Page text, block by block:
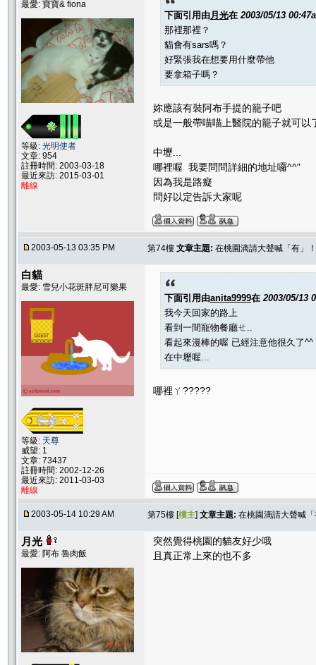
最愛: 寶寶& fiona
等級: 光明使者
文章: 954
註冊時間: 2003-03-18
最近來訪: 2015-03-01
離線
下面引用由月光在 2003/05/13
那裡那裡？
貓會有sars嗎？
好緊張我在想要用什麼帶他
要拿箱子嗎？
妳應該有裝阿布手提的籠子吧
或是一般帶喵喵上醫院的籠子就可以
中壢...
哪裡喔 我要問問詳細的地址囉^^"
因為我是路癡
問好以定告訴大家呢
2003-05-13 03:35 PM 第74樓 文章主題: 在桃園滴請大聲喊「有」
白貓
最愛: 雪兒小花斑胖尼可樂果
等級: 天尊
威望: 1
文章: 73437
註冊時間: 2002-12-26
最近來訪: 2011-03-03
離線
下面引用由anita9999在 2003/05/13
我今天回家的路上
看到一間寵物餐廳ㄝ..
看起來漫棒的喔 已經注意他很久了^^
在中壢喔...
哪裡ㄚ?????
2003-05-14 10:29 AM 第75樓 [樓主] 文章主題: 在桃園滴請大聲喊
月光
最愛: 阿布 魯肉飯
突然覺得桃園的貓友好少哦
且真正常上來的也不多